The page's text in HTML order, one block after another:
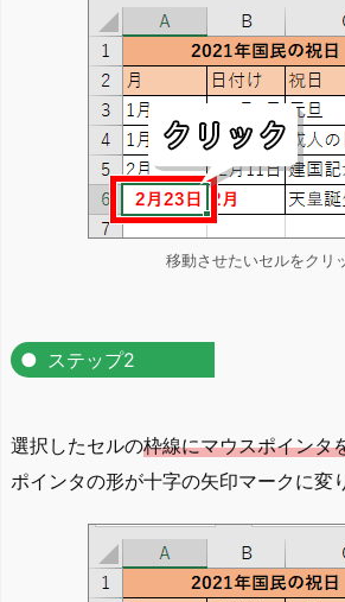
移動させたいセルをクリ
ステップ2
選択したセルの枠線にマウスポインタ
ポインタの形が十字の矢印マークに変